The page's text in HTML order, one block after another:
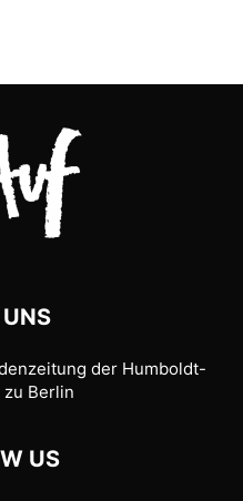
UNS
der Humboldt-
Berlin
US